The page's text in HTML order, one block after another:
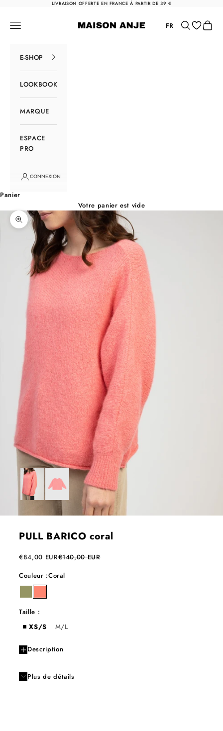
Passer au contenuLIVRAISON OFFERTE EN FRANCE À PARTIR DE 39 €
Maison Anje
Menu FR Rechercher
Panier
E-SHOP
LOOKBOOK
MARQUE
ESPACE
PRO
CONNEXION
Panier
Votre panier est vide
Zoomer sur l'image
PULL BARICO coral
Prix de vente
€84,00 EURPrix normal
€140,00 EUR
Couleur :Coral
kiwi coral
Taille :
XS/S
M/L
Description
Plus de détails